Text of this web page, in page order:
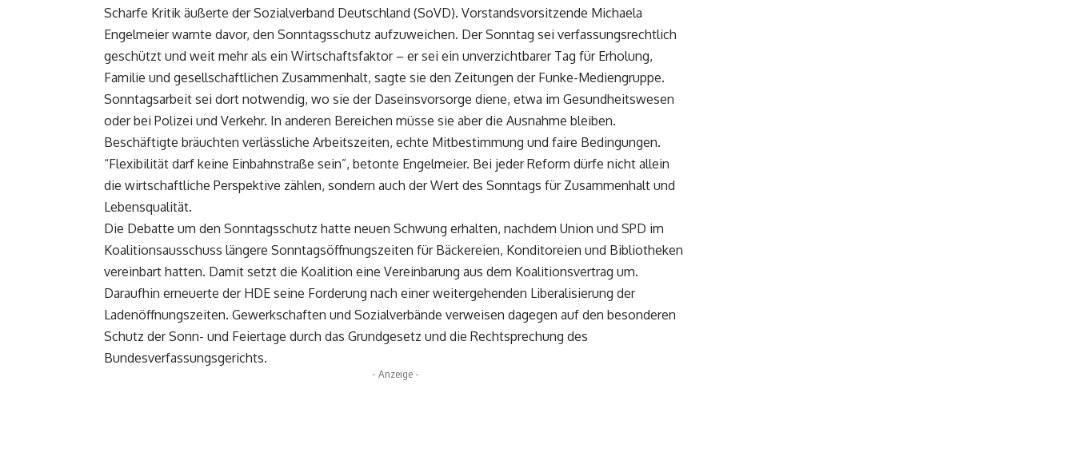
Scharfe Kritik äußerte der Sozialverband Deutschland (SoVD). Vorstandsvorsitzende Michaela
Engelmeier warnte davor, den Sonntagsschutz aufzuweichen. Der Sonntag sei verfassungsrechtlich
geschützt und weit mehr als ein Wirtschaftsfaktor – er sei ein unverzichtbarer Tag für Erholung,
Familie und gesellschaftlichen Zusammenhalt, sagte sie den Zeitungen der Funke-Mediengruppe.
Sonntagsarbeit sei dort notwendig, wo sie der Daseinsvorsorge diene, etwa im Gesundheitswesen
oder bei Polizei und Verkehr. In anderen Bereichen müsse sie aber die Ausnahme bleiben.
Beschäftigte bräuchten verlässliche Arbeitszeiten, echte Mitbestimmung und faire Bedingungen.
“Flexibilität darf keine Einbahnstraße sein”, betonte Engelmeier. Bei jeder Reform dürfe nicht allein
die wirtschaftliche Perspektive zählen, sondern auch der Wert des Sonntags für Zusammenhalt und
Lebensqualität.
Die Debatte um den Sonntagsschutz hatte neuen Schwung erhalten, nachdem Union und SPD im
Koalitionsausschuss längere Sonntagsöffnungszeiten für Bäckereien, Konditoreien und Bibliotheken
vereinbart hatten. Damit setzt die Koalition eine Vereinbarung aus dem Koalitionsvertrag um.
Daraufhin erneuerte der HDE seine Forderung nach einer weitergehenden Liberalisierung der
Ladenöffnungszeiten. Gewerkschaften und Sozialverbände verweisen dagegen auf den besonderen
Schutz der Sonn- und Feiertage durch das Grundgesetz und die Rechtsprechung des
Bundesverfassungsgerichts.
- Anzeige -